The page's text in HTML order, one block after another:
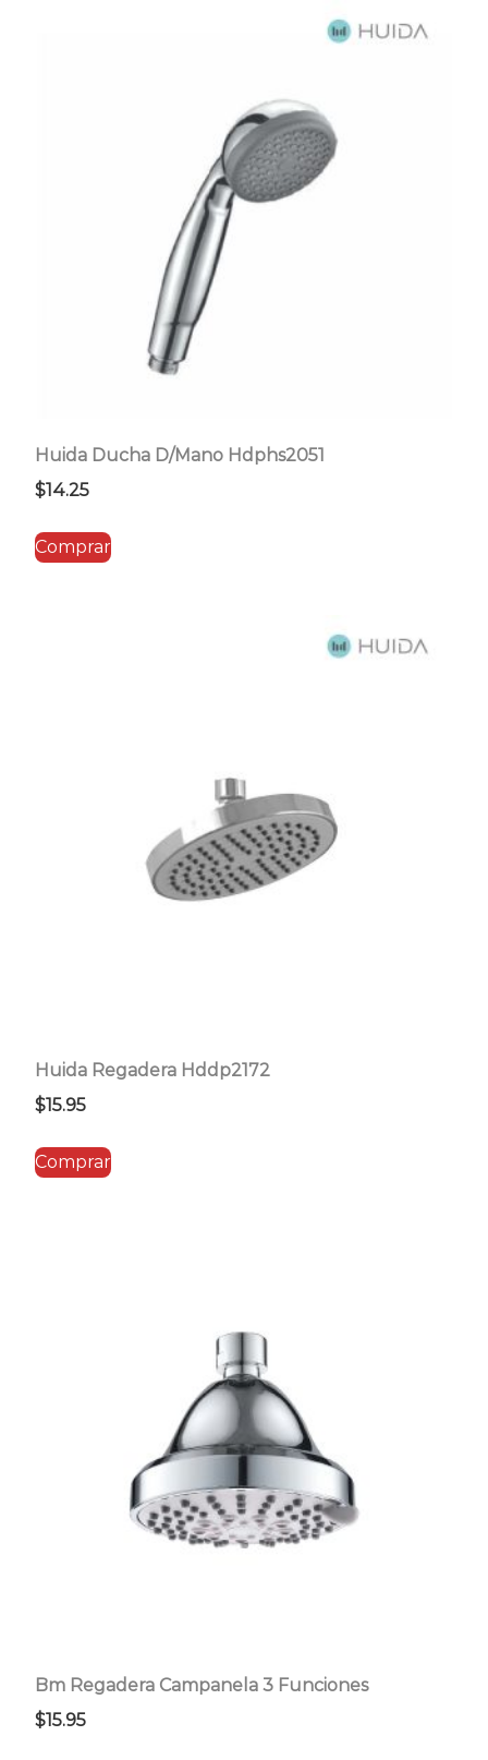
Huida Ducha D/Mano Hdphs2051
$14.25
Comprar
Huida Regadera Hddp2172
$15.95
Comprar
Bm Regadera Campanela 3 Funciones
$15.95